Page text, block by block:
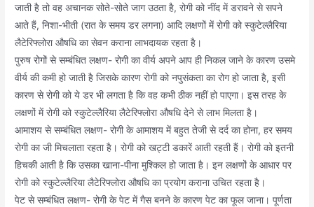
जाती है तो वह अचानक सोते-सोते जाग उठता है, रोगी को नींद में डरावने से सपने
आते हैं, निशा-भीती (रात के समय डर लगना) आदि लक्षणों में रोगी को स्कुटेल्लैरिया
लैटेरिफ्लोरा औषधि का सेवन कराना लाभदायक रहता है।
पुरुष रोगों से सम्बंधित लक्षण- रोगी का वीर्य अपने आप ही निकल जाने के कारण उसमे
वीर्य की कमी हो जाती है जिसके कारण रोगी को नपुसंकता का रोग हो जाता है, इसी
कारण से रोगी को ये डर भी लगता है कि वह कभी ठीक नहीं हो पाएगा। इस तरह के
लक्षणों में रोगी को स्कुटेल्लैरिया लैटेरिफ्लोरा औषधि देने से लाभ मिलता है।
आमाशय से सम्बंधित लक्षण- रोगी के आमाशय में बहुत तेजी से दर्द का होना, हर समय
रोगी का जी मिचलाता रहता है। रोगी को खट्टी डकारें आती रहती हैं। रोगी को इतनी
हिचकी आती है कि उसका खाना-पीना मुश्किल हो जाता है। इन लक्षणों के आधार पर
रोगी को स्कुटेल्लैरिया लैटेरिफ्लोरा औषधि का प्रयोग कराना उचित रहता है।
पेट से सम्बंधित लक्षण- रोगी के पेट में गैस बनने के कारण पेट का फूल जाना। पूर्णता